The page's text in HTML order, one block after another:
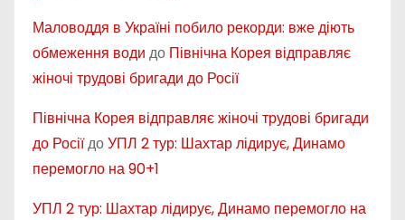
Маловоддя в Україні побило рекорди: вже діють
обмеження води до Північна Корея відправляє
жіночі трудові бригади до Росії
Північна Корея відправляє жіночі трудові бригади
до РосіїдоУПЛ 2 тур: Шахтар лідирує, Динамо
перемогло на 90+1
УПЛ 2 тур: Шахтар лідирує, Динамо перемогло на